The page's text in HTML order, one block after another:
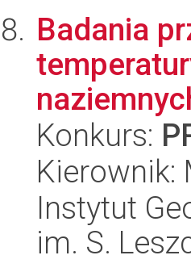
Badania
Konkurs:
Kierownik:
Instytut
im. S.